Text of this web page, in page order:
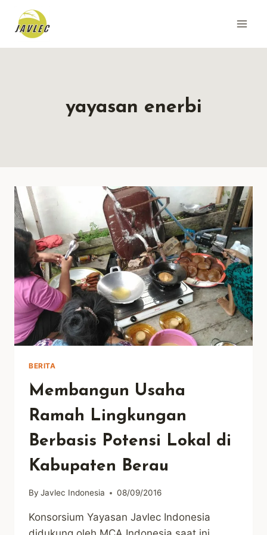
content
yayasan enerbi
BERITA
Membangun Usaha
Ramah Lingkungan
Berbasis Potensi Lokal di
Kabupaten Berau
By Javlec Indonesia 08/09/2016
Konsorsium Yayasan Javlec Indonesia